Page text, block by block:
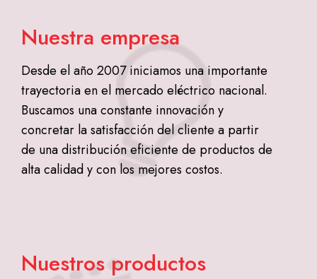
Nuestra empresa
Desde el año 2007 iniciamos una importante
trayectoria en el mercado eléctrico nacional.
Buscamos una constante innovación y
concretar la satisfacción del cliente a partir
de una distribución eficiente de productos de
alta calidad y con los mejores costos.
Nuestros productos